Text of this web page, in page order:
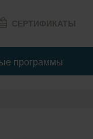
программы